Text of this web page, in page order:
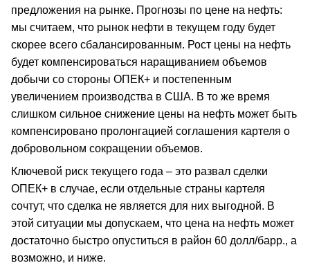
предложения на рынке. Прогнозы по цене на нефть:
мы считаем, что рынок нефти в текущем году будет
скорее всего сбалансированным. Рост цены на нефть
будет компенсироваться наращиванием объемов
добычи со стороны ОПЕК+ и постепенным
увеличением производства в США. В то же время
слишком сильное снижение цены на нефть может быть
компенсировано пролонгацией соглашения картеля о
добровольном сокращении объемов.
Ключевой риск текущего года – это развал сделки
ОПЕК+ в случае, если отдельные страны картеля
сочтут, что сделка не является для них выгодной. В
этой ситуации мы допускаем, что цена на нефть может
достаточно быстро опуститься в район 60 долл/барр., а
возможно, и ниже.